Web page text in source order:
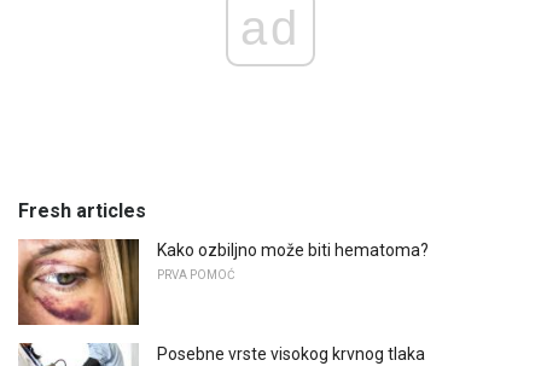
ad
Fresh articles
Kako ozbiljno može biti hematoma?
PRVA POMOĆ
Posebne vrste visokog krvnog tlaka